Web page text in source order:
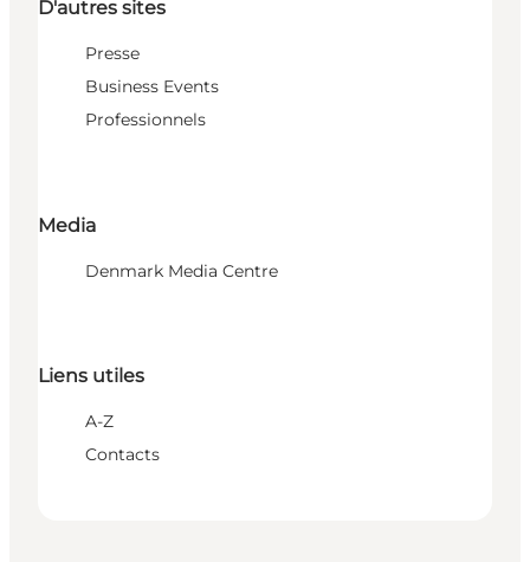
D'autres sites
Presse
Business Events
Professionnels
Media
Denmark Media Centre
Liens utiles
A-Z
Contacts